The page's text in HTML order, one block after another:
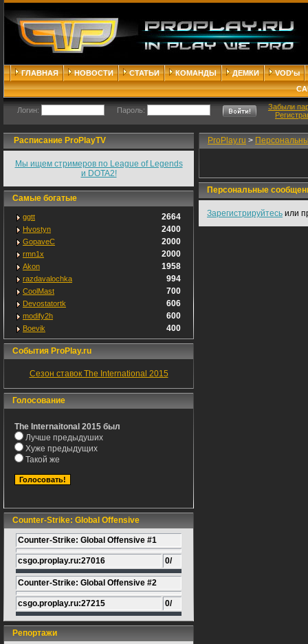
ГЛАВНАЯ НОВОСТИ СТАТЬИ КОМАНДЫ ДЕМКИ
VOD'ы
Логин: Пароль:
Забыли
Расписание ProPlayTV
Мы ищем стримеров по League of Legends
и DOTA2!
Самые богатые
ggtt 2664
Hvostyn 2400
GopaveC 2000
rmn1x 2000
Akon 1958
razdavalochka 994
CoolMast 700
Devostatortk 606
modify2h 600
Boevik 400
События ProPlay.ru
Сезон ставок The International 2015
Голосование
The Internaitonal 2015 был
Лучше предыдуших
Хуже предыдущих
Такой же
Counter-Strike: Global Offensive
Counter-Strike: Global Offensive #1
csgo.proplay.ru:27016 0/
Counter-Strike: Global Offensive #2
csgo.proplay.ru:27215 0/
Репортажи
ProPlay.ru >
Персональные
Зарегистрируйтесь или